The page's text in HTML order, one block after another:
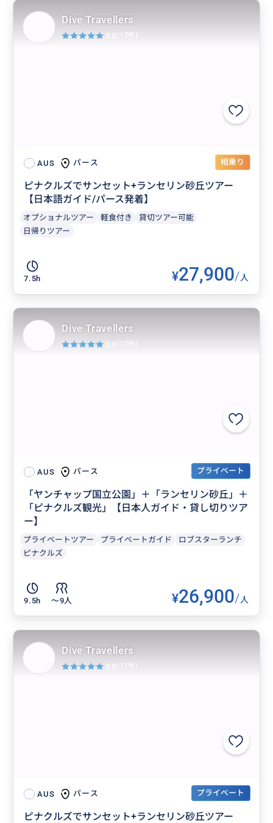
AUS パース 相乗り
ピナクルズでサンセット+ランセリン砂丘ツアー
【日本語ガイド/パース発着】
オプショナルツアー 軽食付き
貸切ツアー可能
日帰りツアー
7.5h ¥27,900/人
Dive Travellers
5.0 (17件)
AUS パース プライベート
「ヤンチャップ国立公園」＋「ランセリン砂丘」＋
「ピナクルズ観光」【日本人ガイド・貸し切りツア
ー】
プライベートツアー プライベートガイド
ロブスターランチ
ピナクルズ
9.5h 〜9人 ¥26,900/人
Dive Travellers
5.0 (17件)
AUS パース プライベート
ピナクルズでサンセット+ランセリン砂丘ツアー
Dive Travellers
5.0 (17件)